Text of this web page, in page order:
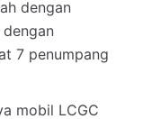
dengan
7 penumpang
mobil LCGC